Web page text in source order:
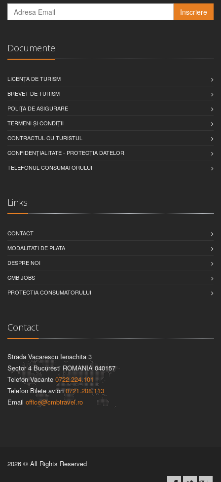
Inscriere
Documente
LICENȚA DE TURISM
BREVET DE TURISM
POLIȚA DE ASIGURARE
TERMENI ȘI CONDIȚII
CONTRACTUL CU TURISTUL
CONFIDENȚIALITATE - PROTECȚIA DATELOR
TELEFONUL CONSUMATORULUI
Links
CONTACT
MODALITATI DE PLATA
DESPRE NOI
CMB JOBS
PROTECTIA CONSUMATORULUI
Contact
Strada Vacarescu Ienachita 3
Sector 4 Bucuresti ROMANIA 040157
Telefon Vacante 0722.224.101
Telefon Bilete avion0721.208.113
Email office@cmbtravel.ro
2026 © All Rights Reserved